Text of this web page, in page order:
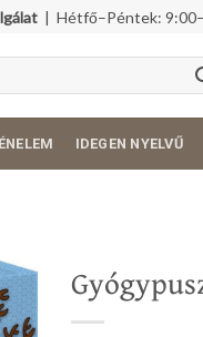
| Hétfő–Péntek:
IDEGEN NYELVŰ